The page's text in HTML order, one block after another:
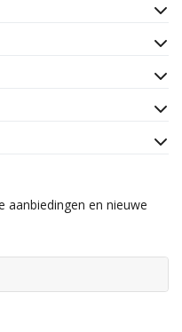
aanbiedingen en nieuwe